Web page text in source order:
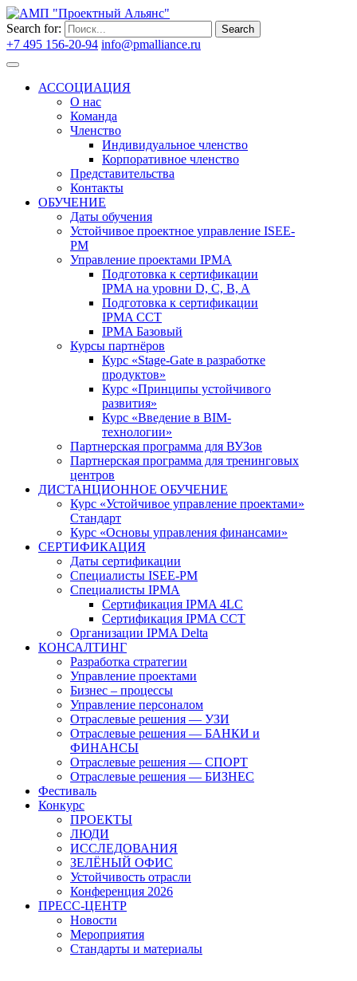
Search for: Search
+7 495 156-20-94 info@pmalliance.ru
АССОЦИАЦИЯ
О нас
Команда
Членство
Индивидуальное членство
Корпоративное членство
Представительства
Контакты
ОБУЧЕНИЕ
Даты обучения
Устойчивое проектное управление ISEE-
PM
Управление проектами IPMA
Подготовка к сертификации
IPMA на уровни D, C, B, A
Подготовка к сертификации
IPMA CCT
IPMA Базовый
Курсы партнёров
Курс «Stage-Gate в разработке
продуктов»
Курс «Принципы устойчивого
развития»
Курс «Введение в BIM-
технологии»
Партнерская программа для ВУЗов
Партнерская программа для тренинговых
центров
ДИСТАНЦИОННОЕ ОБУЧЕНИЕ
Курс «Устойчивое управление проектами»
Стандарт
Курс «Основы управления финансами»
СЕРТИФИКАЦИЯ
Даты сертификации
Специалисты ISEE-PM
Специалисты IPMA
Сертификация IPMA 4LC
Сертификация IPMA CCT
Организации IPMA Delta
КОНСАЛТИНГ
Разработка стратегии
Управление проектами
Бизнес – процессы
Управление персоналом
Отраслевые решения — УЗИ
Отраслевые решения — БАНКИ и
ФИНАНСЫ
Отраслевые решения — СПОРТ
Отраслевые решения — БИЗНЕС
Фестиваль
Конкурс
ПРОЕКТЫ
ЛЮДИ
ИССЛЕДОВАНИЯ
ЗЕЛЁНЫЙ ОФИС
Устойчивость отрасли
Конференция 2026
ПРЕСС-ЦЕНТР
Новости
Мероприятия
Стандарты и материалы